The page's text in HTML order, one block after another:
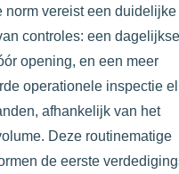
norm vereist een duidelijke
controles: een
opening, en een meer
operationele inspectie
afhankelijk van het
Deze routinematige
de eerste